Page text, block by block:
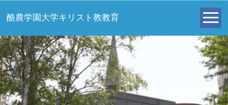
酪農学園大学キリスト教教育